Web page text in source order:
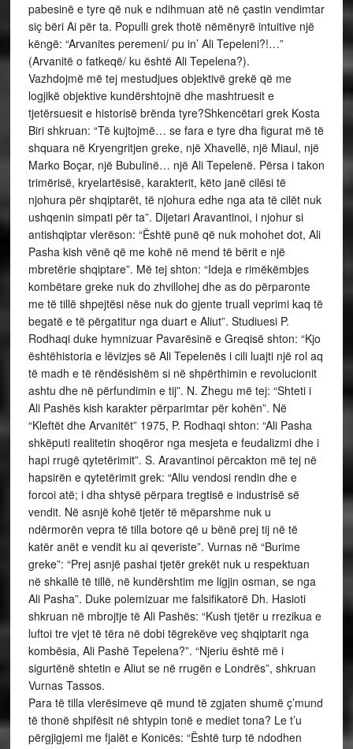
pabesinë e tyre që nuk e ndihmuan atë në çastin vendimtar
siç bëri Ai për ta. Populli grek thotë nëmënyrë intuitive një
këngë: “Arvanites peremeni/ pu in’ Ali Tepeleni?!…”
(Arvanitë o fatkeqë/ ku është Ali Tepelena?).
Vazhdojmë më tej mestudjues objektivë grekë që me
logjikë objektive kundërshtojnë dhe mashtruesit e
tjetërsuesit e historisë brënda tyre?Shkencëtari grek Kosta
Biri shkruan: “Të kujtojmë… se fara e tyre dha figurat më të
shquara në Kryengritjen greke, një Xhavellë, një Miaul, një
Marko Boçar, një Bubulinë… një Ali Tepelenë. Përsa i takon
trimërisë, kryelartësisë, karakterit, këto janë cilësi të
njohura për shqiptarët, të njohura edhe nga ata të cilët nuk
ushqenin simpati për ta”. Dijetari Aravantinoi, i njohur si
antishqiptar vlerëson: “Është punë që nuk mohohet dot, Ali
Pasha kish vënë që me kohë në mend të bërit e një
mbretërie shqiptare”. Më tej shton: “Ideja e rimëkëmbjes
kombëtare greke nuk do zhvillohej dhe as do përparonte
me të tillë shpejtësi nëse nuk do gjente truall veprimi kaq të
begatë e të përgatitur nga duart e Aliut”. Studiuesi P.
Rodhaqi duke hymnizuar Pavarësinë e Greqisë shton: “Kjo
ështëhistoria e lëvizjes së Ali Tepelenës i cili luajti një rol aq
të madh e të rëndësishëm si në shpërthimin e revolucionit
ashtu dhe në përfundimin e tij”. N. Zhegu më tej: “Shteti i
Ali Pashës kish karakter përparimtar për kohën”. Në
“Kleftët dhe Arvanitët” 1975, P. Rodhaqi shton: “Ali Pasha
shkëputi realitetin shoqëror nga mesjeta e feudalizmi dhe i
hapi rrugë qytetërimit”. S. Aravantinoi përcakton më tej në
hapsirën e qytetërimit grek: “Aliu vendosi rendin dhe e
forcoi atë; i dha shtysë përpara tregtisë e industrisë së
vendit. Në asnjë kohë tjetër të mëparshme nuk u
ndërmorën vepra të tilla botore që u bënë prej tij në të
katër anët e vendit ku ai qeveriste”. Vurnas në “Burime
greke”: “Prej asnjë pashai tjetër grekët nuk u respektuan
në shkallë të tillë, në kundërshtim me ligjin osman, se nga
Ali Pasha”. Duke polemizuar me falsifikatorë Dh. Hasioti
shkruan në mbrojtje të Ali Pashës: “Kush tjetër u rrezikua e
luftoi tre vjet të tëra në dobi tëgrekëve veç shqiptarit nga
kombësia, Ali Pashë Tepelena?”. “Njeriu është më i
sigurtënë shtetin e Aliut se në rrugën e Londrës”, shkruan
Vurnas Tassos.
Para të tilla vlerësimeve që mund të zgjaten shumë ç’mund
të thonë shpifësit në shtypin tonë e mediet tona? Le t’u
përgjigjemi me fjalët e Konicës: “Është turp të ndodhen